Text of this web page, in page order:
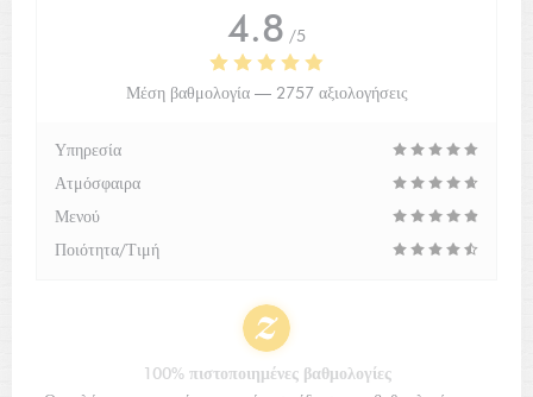
4.8 /5
Μέση βαθμολογία — 2757 αξιολογήσεις
Υπηρεσία
Ατμόσφαιρα
Μενού
Ποιότητα/Τιμή
100% πιστοποιημένες βαθμολογίες